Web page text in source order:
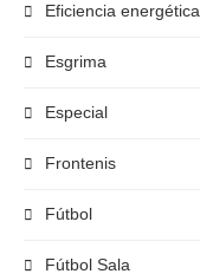
Eficiencia energética
Esgrima
Especial
Frontenis
Fútbol
Fútbol Sala